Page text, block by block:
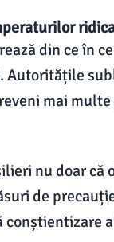
din ce în
mai
nu doar
de